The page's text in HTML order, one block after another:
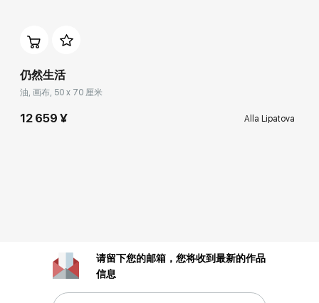
仍然生活
油, 画布, 50 x 70 厘米
12 659 ¥ Alla Lipatova
请留下您的邮箱，您将收到最新的作品
信息